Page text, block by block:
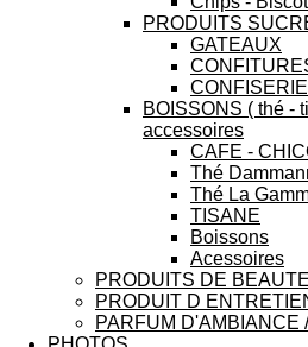
PRODUITS
GATEAUX
BOISSONS ( thé -
accessoires
CAFE -
Thé
Thé La
TISANE
Boissons
Acessoires
PRODUITS DE BEAUTE
PRODUIT D
PARFUM D'AMBIANCE